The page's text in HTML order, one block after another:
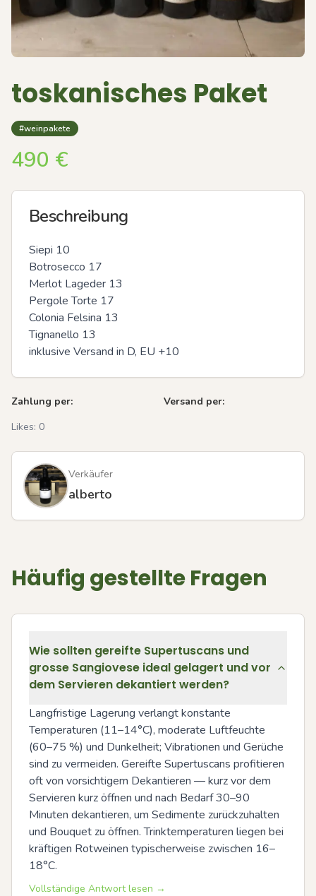
toskanisches Paket
#weinpakete
490 €
Beschreibung
Siepi 10
Botrosecco 17
Merlot Lageder 13
Pergole Torte 17
Colonia Felsina 13
Tignanello 13
inklusive Versand in D, EU +10
Zahlung per:
Versand per:
Likes: 0
Verkäufer
alberto
Häufig gestellte Fragen
Wie sollten gereifte Supertuscans und
grosse Sangiovese ideal gelagert und vor
dem Servieren dekantiert werden?
Langfristige Lagerung verlangt konstante
Temperaturen (11–14°C), moderate Luftfeuchte
(60–75 %) und Dunkelheit; Vibrationen und Gerüche
sind zu vermeiden. Gereifte Supertuscans profitieren
oft von vorsichtigem Dekantieren — kurz vor dem
Servieren kurz öffnen und nach Bedarf 30–90
Minuten dekantieren, um Sedimente zurückzuhalten
und Bouquet zu öffnen. Trinktemperaturen liegen bei
kräftigen Rotweinen typischerweise zwischen 16–
18°C.
Vollständige Antwort lesen →